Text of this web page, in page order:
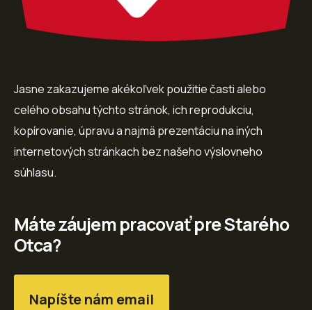
Jasne zakazujeme akékoľvek použitie časti alebo
celého obsahu týchto stránok, ich reprodukciu,
kopírovanie, úpravu a najmä prezentáciu na iných
internetových stránkach bez našeho výslovneho
súhlasu.
Máte záujem pracovať pre Starého
Otca?
Napíšte nám email